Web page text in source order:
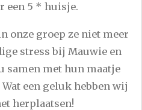
een 5 * huisje.
onze groep ze niet meer
stress bij Mauwie en
samen met hun maatje
een geluk hebben wij
herplaatsen!